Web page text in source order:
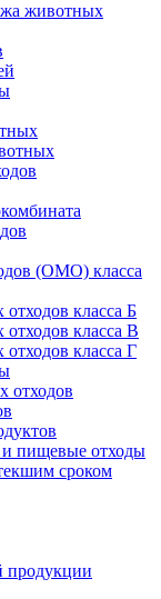
животных
(ОМО) класса
класса Б
класса В
класса Г
отходов
пищевые отходы
сроком
продукции